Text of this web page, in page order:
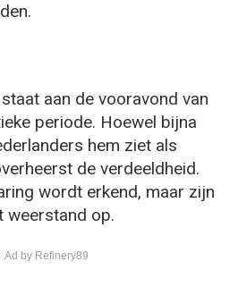
aan de vooravond van
periode. Hoewel bijna
hem ziet als
de verdeeldheid.
wordt erkend, maar zijn
weerstand op.
Ad by Refinery89